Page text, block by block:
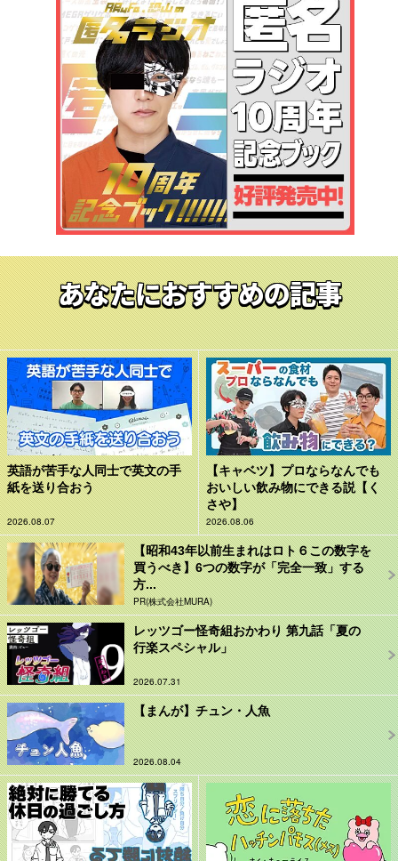
あなたにおすすめの記事
英語が苦手な人同士で英文の手
紙を送り合おう
2026.08.07
【キャベツ】プロならなんでも
おいしい飲み物にできる説【く
さや】
2026.08.06
【昭和43年以前生まれはロト６この数字を
買うべき】6つの数字が「完全一致」する
方...
PR(株式会社MURA)
レッツゴー怪奇組おかわり 第九話「夏の
行楽スペシャル」
2026.07.31
【まんが】チュン・人魚
2026.08.04